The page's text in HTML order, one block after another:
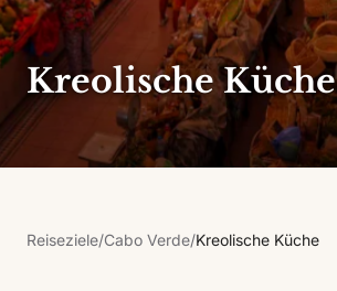
Kreolische Küche
Reiseziele/Cabo Verde/Kreolische Küche